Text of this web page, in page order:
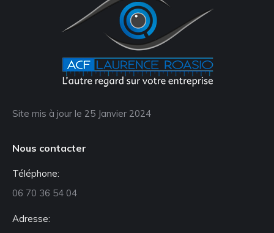
Site mis à jour le 25 Janvier 2024
Nous contacter
Téléphone:
06 70 36 54 04
Adresse: